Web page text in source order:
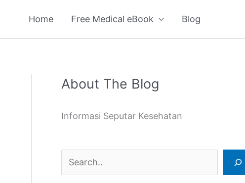
Home Free Medical eBook Blog
About The Blog
Informasi Seputar Kesehatan
C
r